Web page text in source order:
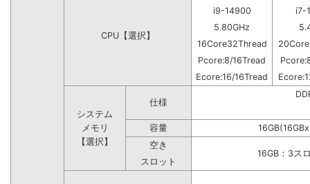
CPU【選択】
i9-14900
i7-
5.80GHz
16Core32Thread
Pcore:8/16Tread
Ecore:16/16Tread
システム
メモリ
【選択】
仕様
容量
空き
16GB：3ス
スロット